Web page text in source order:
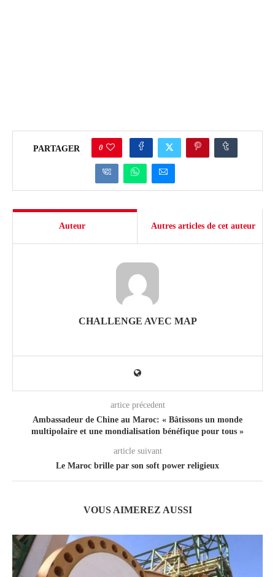
PARTAGER 0
Auteur Autres articles de cet auteur
CHALLENGE AVEC MAP
artice précedent
Ambassadeur de Chine au Maroc: « Bâtissons un monde
multipolaire et une mondialisation bénéfique pour tous »
article suivant
Le Maroc brille par son soft power religieux
VOUS AIMEREZ AUSSI